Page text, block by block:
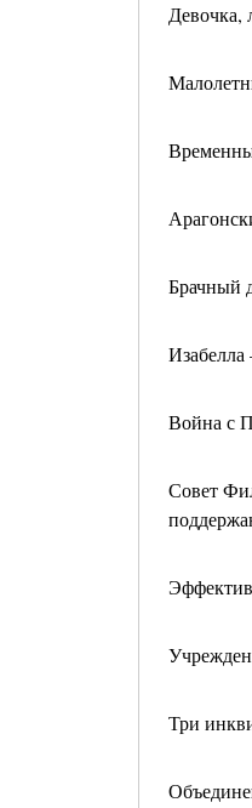
Девочка,
Брачный
Война с
Совет
Три